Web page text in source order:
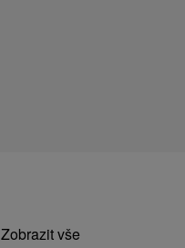
Zobrazit vše